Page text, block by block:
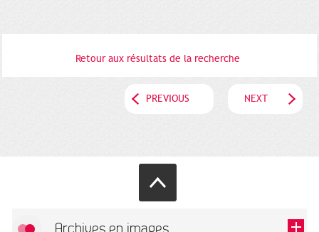
Retour aux résultats de la recherche
PREVIOUS NEXT